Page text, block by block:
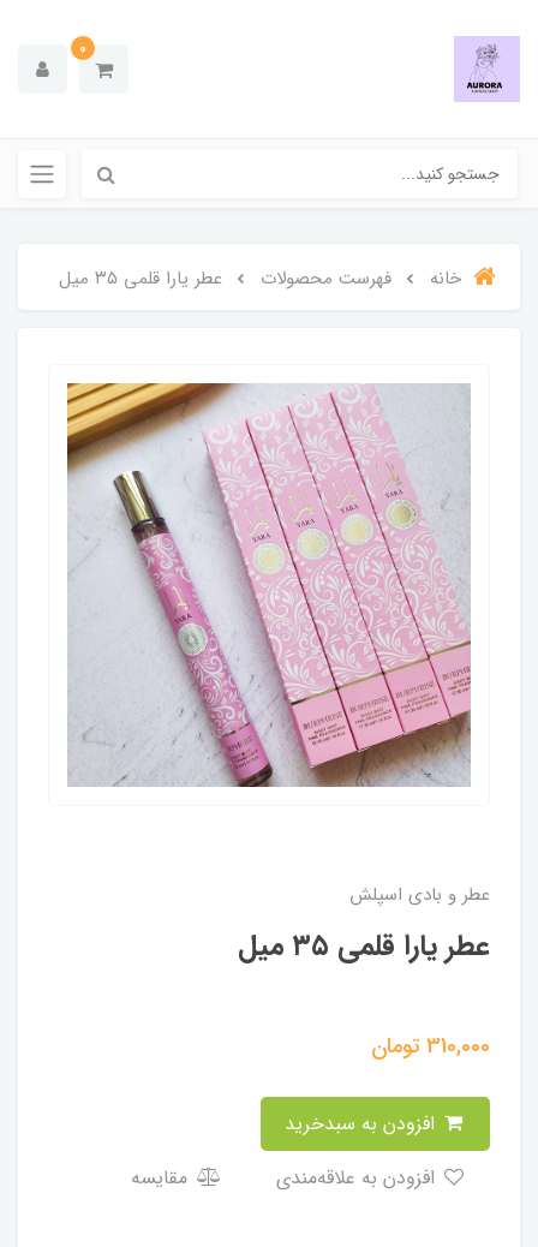
0
خانه فهرست محصولات عطر یارا قلمی ۳۵ میل
عطر و بادی اسپلش
عطر یارا قلمی ۳۵ میل
310,000تومان
مقایسه